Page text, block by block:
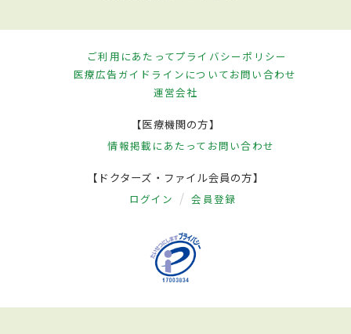
ご利用にあたってプライバシーポリシー
医療広告ガイドラインについてお問い合わせ
運営会社
【医療機関の方】
情報掲載にあたって お問い合わせ
【ドクターズ・ファイル会員の方】
ログイン 会員登録